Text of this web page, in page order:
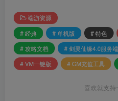
端游资源
# 经典
# 单机版 # 特色
# 攻略文档
# 剑灵仙缘4.0服务端
# VM一键版
# GM充值工具
喜欢就支